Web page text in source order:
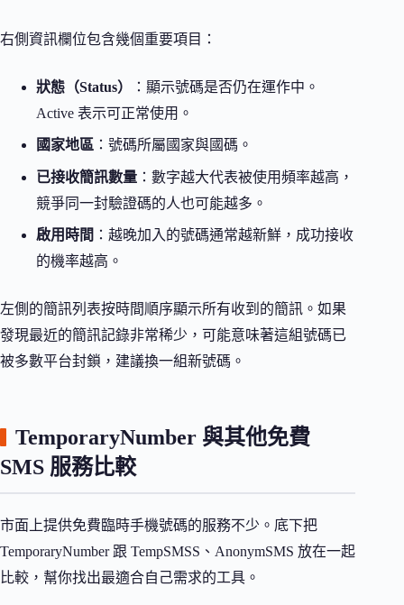
右側資訊欄位包含幾個重要項目：
狀態（Status）
：顯示號碼是否仍在運作中。
Active 表示可正常使用。
國家地區 ：號碼所屬國家與國碼。
已接收簡訊數量 ：數字越大代表被使用頻率越高，
競爭同一封驗證碼的人也可能越多。
啟用時間 ：越晚加入的號碼通常越新鮮，成功接收
的機率越高。
左側的簡訊列表按時間順序顯示所有收到的簡訊。如果
發現最近的簡訊記錄非常稀少，可能意味著這組號碼已
被多數平台封鎖，建議換一組新號碼。
TemporaryNumber 與其他免費
SMS 服務比較
市面上提供免費臨時手機號碼的服務不少。底下把
TemporaryNumber 跟 TempSMSS、AnonymSMS 放在一起
比較，幫你找出最適合自己需求的工具。